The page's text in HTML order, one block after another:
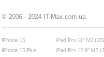
© 2006 - 2024 IT-Max.com.ua
iPhone 15
iPhone 15 Plus
iPad Pro 11" M2
iPad Pro 12.9" M2